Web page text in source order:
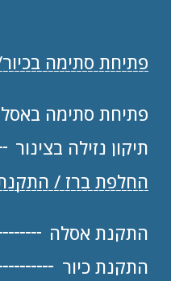
פתיחת סתימה
פתיחת סתימה
תיקון נזילה בצינור
החלפת ברז /
התקנת אסלה
התקנת כיור